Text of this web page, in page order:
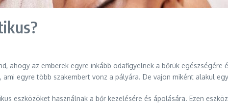
ahogy az emberek egyre inkább odafigyelnek a bőrük egészségére
egyre több szakembert vonz a pályára. De vajon miként alakul
eszközöket használnak a bőr kezelésére és ápolására. Ezen